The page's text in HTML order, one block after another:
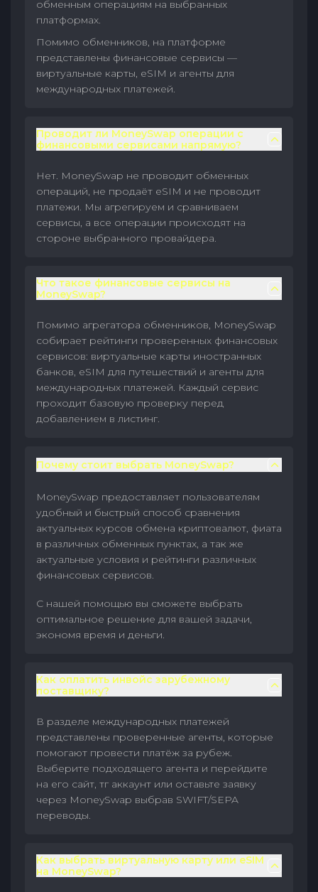
обменным операциям на выбранных
платформах.
Помимо обменников, на платформе
представлены финансовые сервисы —
виртуальные карты, eSIM и агенты для
международных платежей.
Проводит ли MoneySwap операции с
финансовыми сервисами напрямую?
Нет. MoneySwap не проводит обменных
операций, не продаёт eSIM и не проводит
платежи. Мы агрегируем и сравниваем
сервисы, а все операции происходят на
стороне выбранного провайдера.
Что такое финансовые сервисы на
MoneySwap?
Помимо агрегатора обменников, MoneySwap
собирает рейтинги проверенных финансовых
сервисов: виртуальные карты иностранных
банков, eSIM для путешествий и агенты для
международных платежей. Каждый сервис
проходит базовую проверку перед
добавлением в листинг.
Почему стоит выбрать MoneySwap?
MoneySwap предоставляет пользователям
удобный и быстрый способ сравнения
актуальных курсов обмена криптовалют, фиата
в различных обменных пунктах, а так же
актуальные условия и рейтинги различных
финансовых сервисов.
С нашей помощью вы сможете выбрать
оптимальное решение для вашей задачи,
экономя время и деньги.
Как оплатить инвойс зарубежному
поставщику?
В разделе международных платежей
представлены проверенные агенты, которые
помогают провести платёж за рубеж.
Выберите подходящего агента и перейдите
на его сайт, тг аккаунт или оставьте заявку
через MoneySwap выбрав SWIFT/SEPA
переводы.
Как выбрать виртуальную карту или eSIM
на MoneySwap?